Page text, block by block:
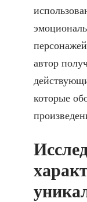
автор
которые